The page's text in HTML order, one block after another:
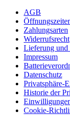
AGB
Zahlungsarten
Widerrufsrecht
Lieferung und
Impressum
Datenschutz
Privatsphäre-
Historie der
Cookie-